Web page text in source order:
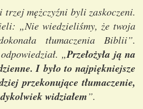
trzej mężczyźni byli zaskoczeni.
„Nie wiedzieliśmy, że twoja
tłumaczenia Biblii”.
„Przełożyła ją na
I było to najpiękniejsze
przekonujące tłumaczenie,
widziałem”.